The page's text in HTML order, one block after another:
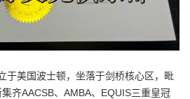
于美国波士顿，坐落于剑桥核心区，毗
齐AACSB、AMBA、EQUIS三重皇冠